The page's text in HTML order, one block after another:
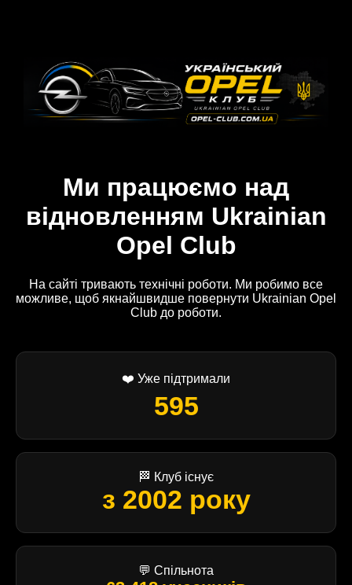
Ми працюємо над
відновленням Ukrainian
Opel Club
На сайті тривають технічні роботи. Ми робимо все
можливе, щоб якнайшвидше повернути Ukrainian Opel
Club до роботи.
❤️ Уже підтримали
595
🏁 Клуб існує
з 2002 року
💬 Спільнота